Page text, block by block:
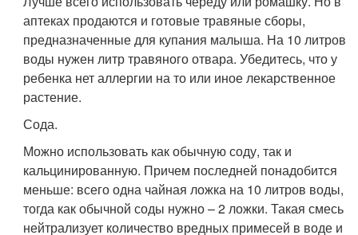
аптеках продаются и готовые травяные сборы,
предназначенные для купания малыша. На 10 литров
воды нужен литр травяного отвара. Убедитесь, что у
ребенка нет аллергии на то или иное лекарственное
растение.
Сода.
Можно использовать как обычную соду, так и
кальцинированную. Причем последней понадобится
меньше: всего одна чайная ложка на 10 литров воды,
тогда как обычной соды нужно – 2 ложки. Такая смесь
нейтрализует количество вредных примесей в воде и